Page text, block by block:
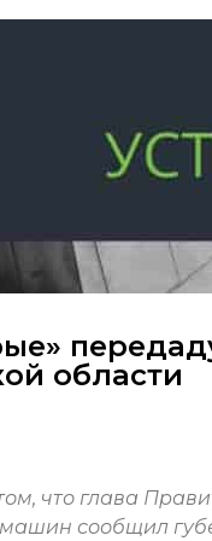
области
что глава
машин сообщил